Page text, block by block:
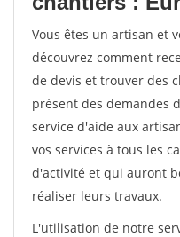
Vous êtes un artisan et
découvrez comment
de devis et trouver des
présent des demandes
service d'aide aux
vos services à tous les
d'activité et qui auront
réaliser leurs travaux.
L'utilisation de notre